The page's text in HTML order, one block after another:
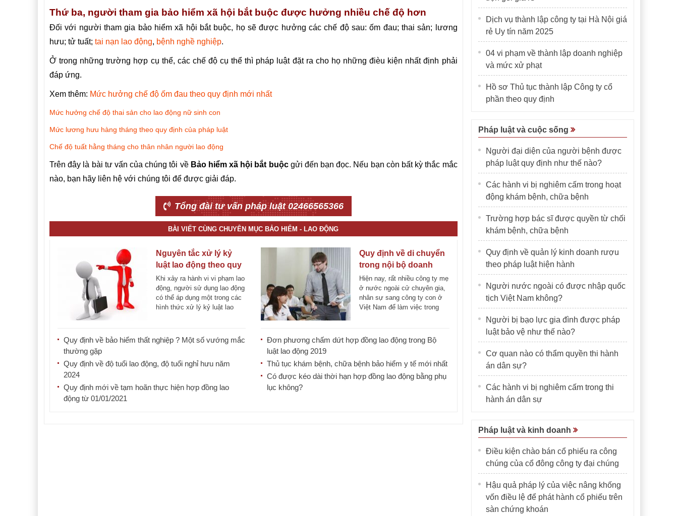
Thứ ba, người tham gia bảo hiểm xã hội bắt buộc được hưởng nhiều chế độ hơn
Đối với người tham gia bảo hiểm xã hội bắt buộc, họ sẽ được hưởng các chế độ sau: ốm đau; thai sản; lương
hưu; tử tuất; tai nạn lao động, bệnh nghề nghiệp.
Ở trong những trường hợp cụ thể, các chế độ cụ thể thì pháp luật đặt ra cho họ những đièu kiện nhất định phải
đáp ứng.
Xem thêm: Mức hưởng chế độ ốm đau theo quy định mới nhất
Mức hưởng chế độ thai sản cho lao động nữ sinh con
Mức lương hưu hàng tháng theo quy định của pháp luật
Chế độ tuất hằng tháng cho thân nhân người lao động
Trên đây là bài tư vấn của chúng tôi về Bảo hiểm xã hội bắt buộcgửi đến bạn đọc. Nếu bạn còn bất kỳ thắc mắc
nào, bạn hãy liên hệ với chúng tôi để được giải đáp.
Tổng đài tư vấn pháp luật 02466565366
BÀI VIẾT CÙNG CHUYÊN MỤC BẢO HIỂM - LAO ĐỘNG
Nguyên tắc xử lý kỷ
luật lao động theo quy
định mới nhất
Khi xảy ra hành vi vi phạm lao
động, người sử dụng lao động
có thể áp dụng một trong các
hình thức xử lý kỷ luật lao
Quy định về bảo hiểm thất nghiệp ? Một số vướng mắc
thường gặp
Quy định về độ tuổi lao động, độ tuổi nghỉ hưu năm
2024
Quy định mới về tạm hoãn thực hiện hợp đồng lao
động từ 01/01/2021
Quy định về di chuyển
trong nội bộ doanh
nghiệp của NLĐ nước
ngoài
Hiện nay, rất nhiều công ty mẹ
ở nước ngoài cử chuyên gia,
nhân sự sang công ty con ở
Việt Nam để làm việc trong
Đơn phương chấm dứt hợp đồng lao động trong Bộ
luật lao động 2019
Thủ tục khám bệnh, chữa bệnh bảo hiểm y tế mới nhất
Có được kéo dài thời hạn hợp đồng lao động bằng phụ
lục không?
Dịch vụ thành lập công ty tại Hà Nội giá
rẻ Uy tín năm 2025
04 vi phạm về thành lập doanh nghiệp
và mức xử phạt
Hồ sơ Thủ tục thành lập Công ty cổ
phần theo quy định
Pháp luật và cuộc sống
Người đại diện của người bệnh được
pháp luật quy định như thế nào?
Các hành vi bị nghiêm cấm trong hoạt
động khám bệnh, chữa bệnh
Trường hợp bác sĩ được quyền từ chối
khám bệnh, chữa bệnh
Quy định về quản lý kinh doanh rượu
theo pháp luật hiện hành
Người nước ngoài có được nhập quốc
tịch Việt Nam không?
Người bị bạo lực gia đình được pháp
luật bảo vệ như thế nào?
Cơ quan nào có thẩm quyền thi hành
án dân sự?
Các hành vi bị nghiêm cấm trong thi
hành án dân sự
Pháp luật và kinh doanh
Điều kiện chào bán cổ phiếu ra công
chúng của cổ đông công ty đại chúng
Hậu quả pháp lý của việc nâng khống
vốn điều lệ để phát hành cổ phiếu trên
sàn chứng khoán